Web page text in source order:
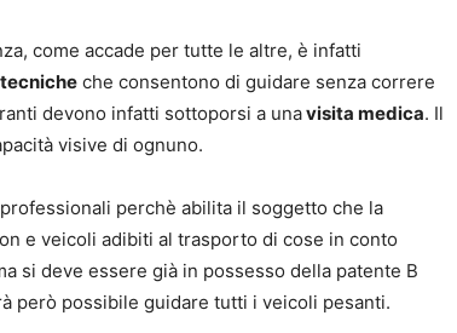
come accade per tutte le altre, è infatti
che consentono di guidare senza correre
devono infatti sottoporsi a unavisita medica. Il
visive di ognuno.
perchè abilita il soggetto che la
e veicoli adibiti al trasporto di cose in conto
si deve essere già in possesso della patente B
però possibile guidare tutti i veicoli pesanti.